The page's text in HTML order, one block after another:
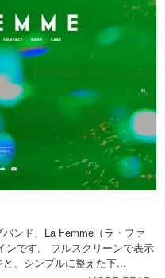
ンド、La Femme（ラ・ファ
ンです。 フルスクリーンで表示
、シンプルに整えた下...